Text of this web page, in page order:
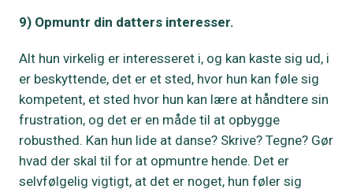
9) Opmuntr din datters interesser.
Alt hun virkelig er interesseret i, og kan kaste sig ud, i
er beskyttende, det er et sted, hvor hun kan føle sig
kompetent, et sted hvor hun kan lære at håndtere sin
frustration, og det er en måde til at opbygge
robusthed. Kan hun lide at danse? Skrive? Tegne? Gør
hvad der skal til for at opmuntre hende. Det er
selvfølgelig vigtigt, at det er noget, hun føler sig